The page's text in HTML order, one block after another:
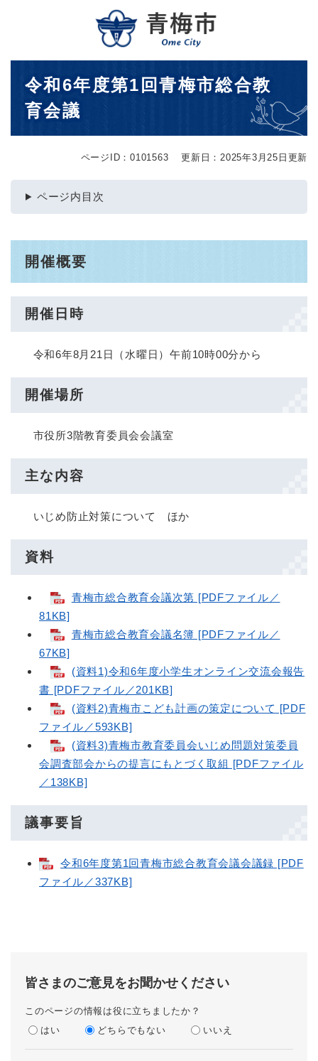
メニューを飛ばして本文へ
令和6年度第1回青梅市総合教
育会議
ページID：0101563 更新日：2025年3月25日更新
ページ内目次
開催概要
開催日時
令和6年8月21日（水曜日）午前10時00分から
開催場所
市役所3階教育委員会会議室
主な内容
いじめ防止対策について ほか
資料
青梅市総合教育会議次第 [PDFファイル／
81KB]
青梅市総合教育会議名簿 [PDFファイル／
67KB]
(資料1)令和6年度小学生オンライン交流会報告
書 [PDFファイル／201KB]
(資料2)青梅市こども計画の策定について [PDF
ファイル／593KB]
(資料3)青梅市教育委員会いじめ問題対策委員
会調査部会からの提言にもとづく取組 [PDFファイル
／138KB]
議事要旨
令和6年度第1回青梅市総合教育会議会議録 [PDF
ファイル／337KB]
皆さまのご意見をお聞かせください
このページの情報は役に立ちましたか？
はい
どちらでもない いいえ